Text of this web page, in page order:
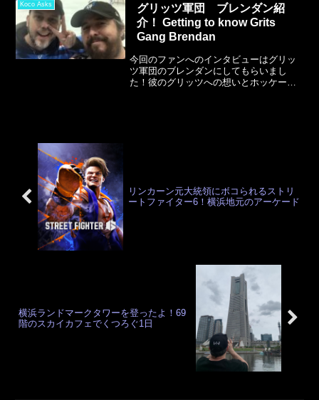
しそうですよね、上のAIドリンク、うん
（謎に満足）。スポーツブログや番組は
全てのイベントを見るわけではなく、も
し見たとしてもハイライトやまとめしか
目を通してない一つの団体を取り上げる
だけだったりします。
Koco Asks
グリッツ軍団 ブレンダン紹
介！ Getting to know Grits
Gang Brendan
今回のファンへのインタビューはグリッ
ツ軍団のブレンダンにしてもらいまし
た！彼のグリッツへの想いとホッケーフ
リンカーン元大統領にボコられるストリ
ートファイター6！横浜地元のアーケード
横浜ランドマークタワーを登ったよ！69
階のスカイカフェでくつろぐ1日